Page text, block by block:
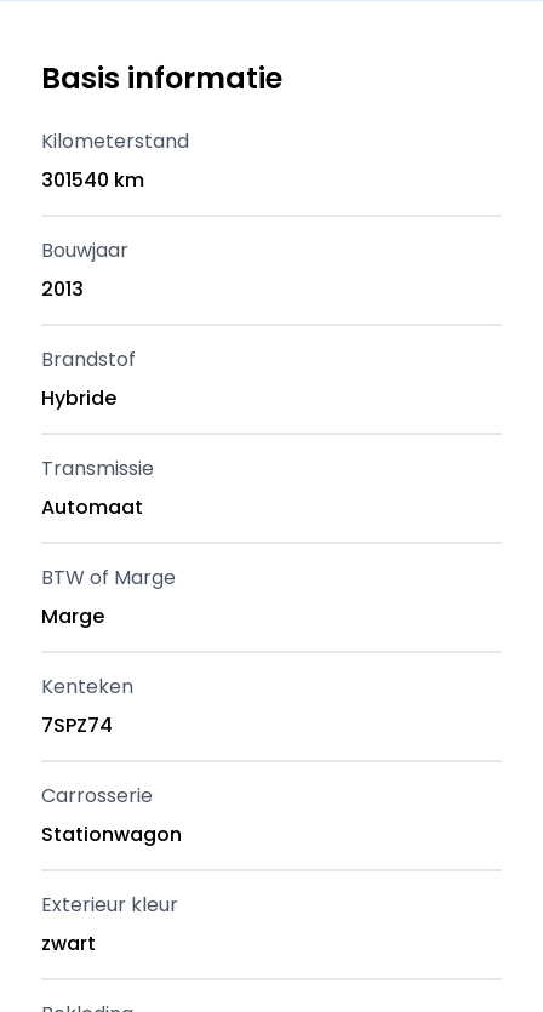
Basis informatie
Kilometerstand
301540 km
Bouwjaar
2013
Brandstof
Hybride
Transmissie
Automaat
BTW of Marge
Marge
Kenteken
7SPZ74
Carrosserie
Stationwagon
Exterieur kleur
zwart